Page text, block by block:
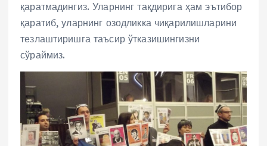
қаратмадингиз. Уларнинг тақдирига ҳам эътибор
қаратиб, уларнинг озодликка чиқарилишларини
тезлаштиришга таъсир ўтказишингизни
сўраймиз.